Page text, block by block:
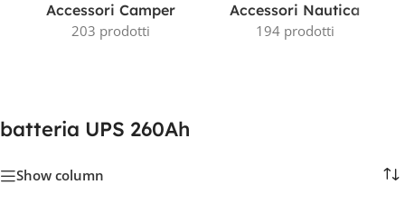
Accessori Camper
203 prodotti
Accessori Nautica
194 prodotti
batteria UPS 260Ah
Show column